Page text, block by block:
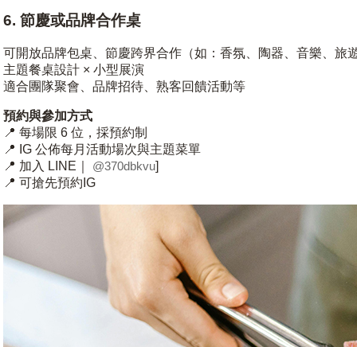
6. 節慶或品牌合作桌
可開放品牌包桌、節慶跨界合作（如：香氛、陶器、音樂、旅
主題餐桌設計 × 小型展演
適合團隊聚會、品牌招待、熟客回饋活動等
預約與參加方式
📍 每場限 6 位，採預約制
📍 IG 公佈每月活動場次與主題菜單
📍 加入 LINE｜ @370dbkvu]
📍 可搶先預約IG